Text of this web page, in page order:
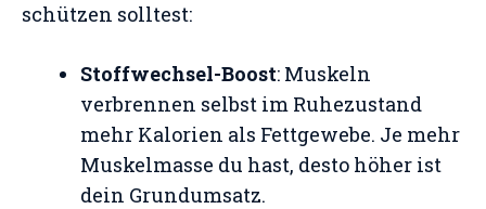
schützen solltest:
Stoffwechsel-Boost: Muskeln
verbrennen selbst im Ruhezustand
mehr Kalorien als Fettgewebe. Je mehr
Muskelmasse du hast, desto höher ist
dein Grundumsatz.